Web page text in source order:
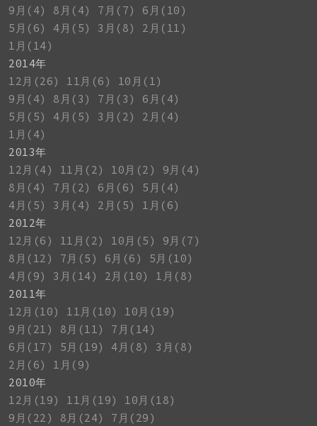
9月(4)
8月(4) 7月(7)
6月(10)
5月(6)
4月(5) 3月(8)
2月(11)
1月(14)
2014年
12月(26)
11月(6)
10月(1)
9月(4)
8月(3) 7月(3)
6月(4)
5月(5)
4月(5) 3月(2)
2月(4)
1月(4)
2013年
12月(4)
11月(2) 10月(2)
9月(4)
8月(4)
7月(2) 6月(6)
5月(4)
4月(5)
3月(4) 2月(5)
1月(6)
2012年
12月(6)
11月(2) 10月(5)
9月(7)
8月(12)
7月(5) 6月(6)
5月(10)
4月(9)
3月(14) 2月(10)
1月(8)
2011年
12月(10)
11月(10)
10月(19)
9月(21)
8月(11)
7月(14)
6月(17)
5月(19) 4月(8)
3月(8)
2月(6)
1月(9)
2010年
12月(19)
11月(19)
10月(18)
9月(22)
8月(24)
7月(29)